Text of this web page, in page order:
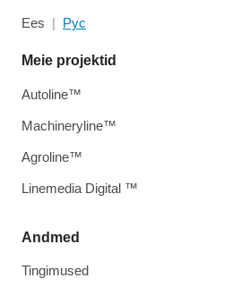
Ees Рус
Andmed
Tingimused
Meie projektid
Autoline™
Machineryline™
Agroline™
Linemedia Digital ™